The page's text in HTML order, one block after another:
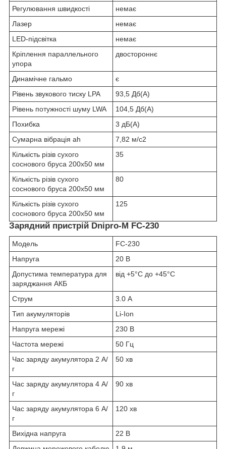
Регулювання швидкості
немає
Лазер
немає
LED-підсвітка
немає
Кріплення параллельного
упора
двостороннє
Динамічне гальмо
є
Рівень звукового тиску LPA
93,5 Дб(A)
Рівень потужності шуму LWA
104,5 Дб(A)
Похибка
3 дБ(А)
Сумарна вібрація аh
7,82 м/с2
Кількість різів сухого
соснового бруса 200х50 мм
35
Кількість різів сухого
соснового бруса 200х50 мм
80
Кількість різів сухого
соснового бруса 200х50 мм
125
Зарядний пристрій Dnipro-M FC-230
Модель
FC-230
Напруга
20 В
Допустима температура для
заряджання АКБ
від +5°С до +45°С
Струм
3.0 А
Тип акумуляторів
Li-Ion
Напруга мережі
230 В
Частота мережі
50 Гц
Час заряду акумулятора 2 А/
г
50 хв
Час заряду акумулятора 4 А/
г
90 хв
Час заряду акумулятора 6 А/
г
120 хв
Вихідна напруга
22 В